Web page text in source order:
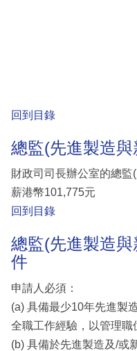
回到目錄
總監(先進製造
財政司司長辦公室的總監
薪港幣101,775元
回到目錄
總監(先進製造
件
申請人必須：
(a) 具備最少10年先進製
全職工作經驗，以管理職
(b) 具備於先進製造及/或